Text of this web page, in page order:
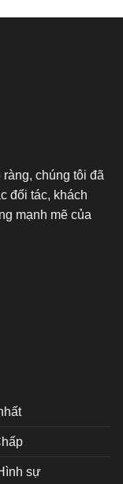
chúng tôi đã
đối tác, khách
mạnh mẽ của
sự